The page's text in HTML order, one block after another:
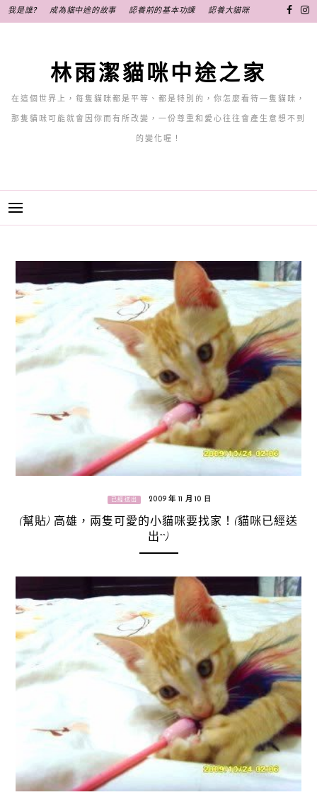
至
我是誰? 成為貓中途的故事 認養前的基本功課 認養大貓咪
林雨潔貓咪中途之家
在這個世界上，每隻貓咪都是平等、都是特別的，你怎麼看待一隻貓咪，
那隻貓咪可能就會因你而有所改變，一份尊重和愛心往往會產生意想不到
的變化喔！
已經送出 2009 年 11 月 10 日
(幫貼) 高雄，兩隻可愛的小貓咪要找家！(貓咪已經送
出^^)